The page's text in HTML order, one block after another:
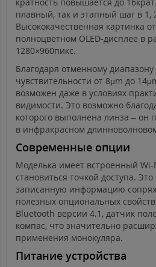
плавный, так и этапный шаг в 1,
Высококачественная картинка
полноцветном OLED-дисплее в
1280×960пикс.
Благодаря отменному
чувствительности от 8μm до
возможен даже в условиях
видимости. Это возможно
которого выполнена линза – он
в инфракрасном
Современные опции
Моделька имеет встроенный
становиться точкой доступа.
записанную информацию
полезных опциональных
Bluetooth версии 4.1, датчик
компас, что значительно
применения монокуляра.
Питание устройства